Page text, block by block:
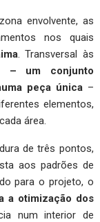
envolvente, as
nos quais
. Transversal às
– um conjunto
peça única –
elementos,
área.
de três pontos,
aos padrões de
para o projeto, o
a otimização dos
num interior de